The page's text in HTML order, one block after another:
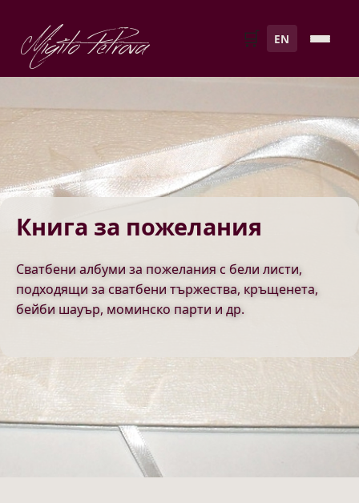
Migito Petrova 🛒 EN
Книга за пожелания
Сватбени албуми за пожелания с бели листи,
подходящи за сватбени тържества, кръщенета,
бейби шауър, моминско парти и др.